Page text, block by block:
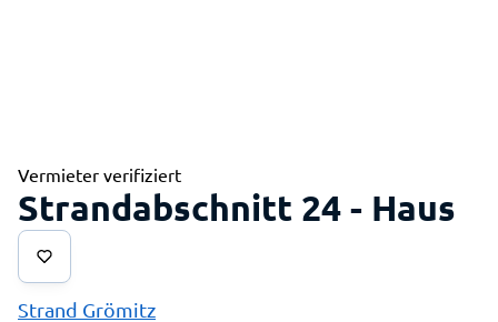
Vermieter verifiziert
Strandabschnitt 24 - Haus
Strand Grömitz